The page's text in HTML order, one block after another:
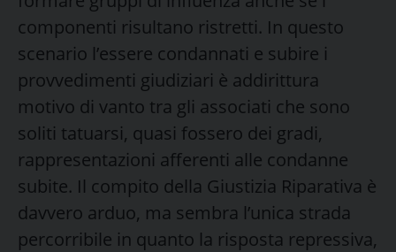
componenti risultano ristretti. In questo
scenario l’essere condannati e subire i
provvedimenti giudiziari è addirittura
motivo di vanto tra gli associati che sono
soliti tatuarsi, quasi fossero dei gradi,
rappresentazioni afferenti alle condanne
subite. Il compito della Giustizia Riparativa è
davvero arduo, ma sembra l’unica strada
percorribile in quanto la risposta repressiva,